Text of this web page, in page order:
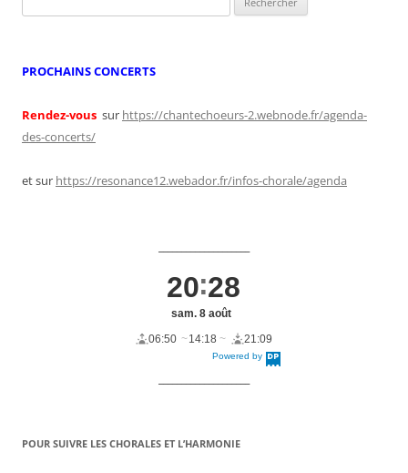
PROCHAINS CONCERTS
Rendez-vous sur https://chantechoeurs-2.webnode.fr/agenda-
des-concerts/
et sur https://resonance12.webador.fr/infos-chorale/agenda
Powered by
20 28
sam. 8 août
06:50
14:18 21:09
POUR SUIVRE LES CHORALES ET L’HARMONIE